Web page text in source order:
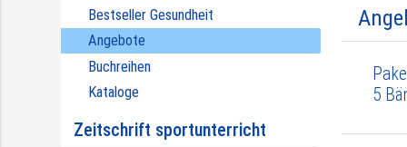
Bestseller Gesundheit
Angebote
Buchreihen
Kataloge
Zeitschrift sportunterricht
5